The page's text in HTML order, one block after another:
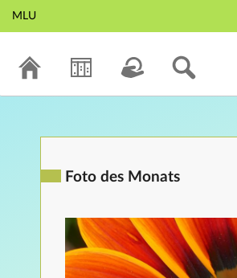
MLU
Foto des Monats